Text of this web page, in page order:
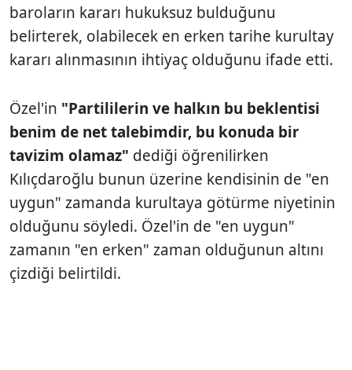
baroların kararı hukuksuz bulduğunu
belirterek, olabilecek en erken tarihe kurultay
kararı alınmasının ihtiyaç olduğunu ifade etti.
Özel'in "Partililerin ve halkın bu beklentisi
benim de net talebimdir, bu konuda bir
tavizim olamaz" dediği öğrenilirken
Kılıçdaroğlu bunun üzerine kendisinin de "en
uygun" zamanda kurultaya götürme niyetinin
olduğunu söyledi. Özel'in de "en uygun"
zamanın "en erken" zaman olduğunun altını
çizdiği belirtildi.